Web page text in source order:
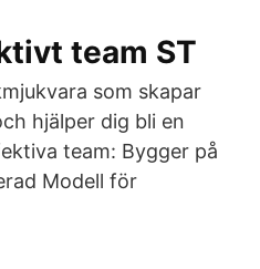
team ST
som skapar
hjälper dig bli en
team: Bygger på
Modell för